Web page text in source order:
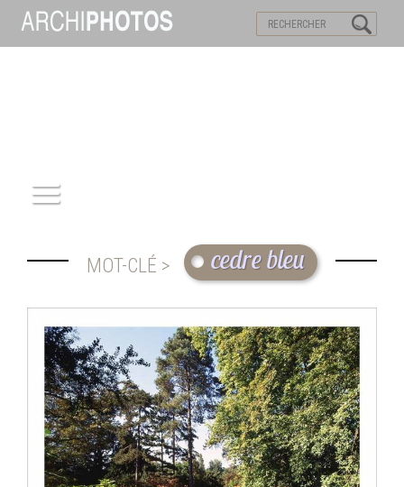
PATRIMOINE
REPORTAGE
INFOS
PORTFOLIO
MOT-CLÉ > cedre bleu